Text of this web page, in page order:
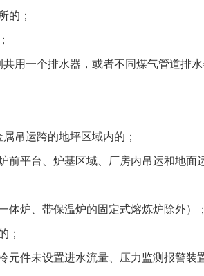
的；
用一个排水器，或者不同煤气管道排
吊运跨的地坪区域内的；
前平台、炉基区域、厂房内吊运和地面
体炉、带保温炉的固定式熔炼炉除外）；
；
元件未设置进水流量、压力监测报警装